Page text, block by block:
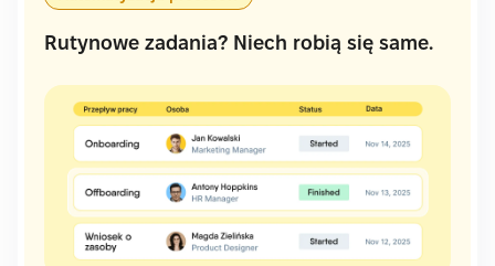
Rutynowe zadania? Niech robią się same.